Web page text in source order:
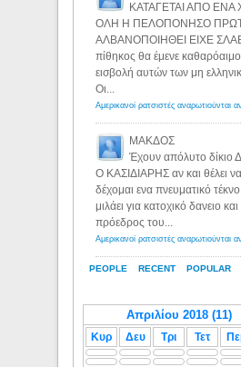
PEOPLE RECENT POPULAR
ΚΑΤΑΓΕΤΑΙ ΑΠΟ
ΟΛΗ Η ΠΕΛΟΠΟΝΗΣΟ
ΑΛΒΑΝΟΠΟΙΗΘΕΙ ΕΙΧΕ
πίθηκος θα έμενε
εισβολή αυτών των μη
Οι...
ΜΑΚΔΟΣ
Έχουν απόλυτο
Ο ΚΑΣΙΔΙΑΡΗΣ αν και θέλει να
δέχομαι ενα πνευματικό
μιλάει για κατοχικό δανειο
πρόεδρος του...
Κυρ Δευ Τρι Τετ